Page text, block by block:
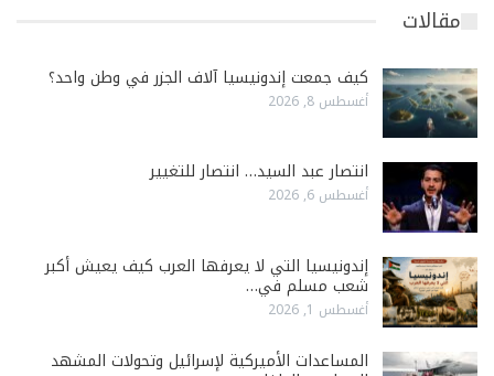
مقالات
كيف جمعت إندونيسيا آلاف الجزر في وطن واحد؟
أغسطس 8, 2026
انتصار عبد السيد… انتصار للتغيير
أغسطس 6, 2026
إندونيسيا التي لا يعرفها العرب كيف يعيش أكبر
شعب مسلم في…
أغسطس 1, 2026
المساعدات الأميركية لإسرائيل وتحولات المشهد